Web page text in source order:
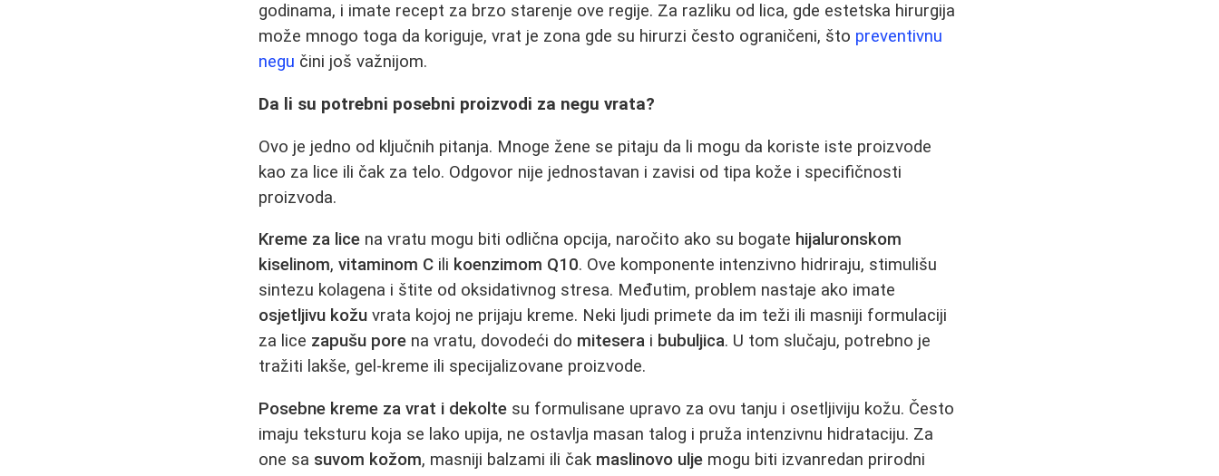
godinama, i imate recept za brzo starenje ove regije. Za razliku od lica, gde estetska hirurgija
može mnogo toga da koriguje, vrat je zona gde su hirurzi često ograničeni, što preventivnu
negu čini još važnijom.
Da li su potrebni posebni proizvodi za negu vrata?
Ovo je jedno od ključnih pitanja. Mnoge žene se pitaju da li mogu da koriste iste proizvode
kao za lice ili čak za telo. Odgovor nije jednostavan i zavisi od tipa kože i specifičnosti
proizvoda.
Kreme za lice na vratu mogu biti odlična opcija, naročito ako su bogate hijaluronskom
kiselinom,vitaminom C ili koenzimom Q10. Ove komponente intenzivno hidriraju, stimulišu
sintezu kolagena i štite od oksidativnog stresa. Međutim, problem nastaje ako imate
osjetljivu kožu vrata kojoj ne prijaju kreme. Neki ljudi primete da im teži ili masniji formulaciji
za lice zapušu pore na vratu, dovodeći do mitesera i bubuljica. U tom slučaju, potrebno je
tražiti lakše, gel-kreme ili specijalizovane proizvode.
Posebne kreme za vrat i dekolte su formulisane upravo za ovu tanju i osetljiviju kožu. Često
imaju teksturu koja se lako upija, ne ostavlja masan talog i pruža intenzivnu hidrataciju. Za
one sa suvom kožom, masniji balzami ili čak maslinovo ulje mogu biti izvanredan prirodni